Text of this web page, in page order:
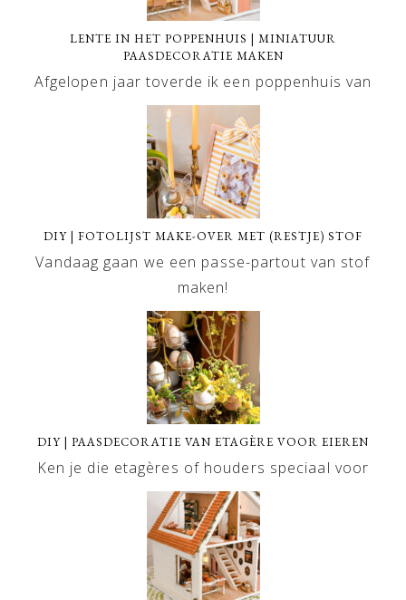
LENTE IN HET POPPENHUIS | MINIATUUR
PAASDECORATIE MAKEN
Afgelopen jaar toverde ik een poppenhuis van
DIY | FOTOLIJST MAKE-OVER MET (RESTJE) STOF
Vandaag gaan we een passe-partout van stof
maken!
DIY | PAASDECORATIE VAN ETAGÈRE VOOR EIEREN
Ken je die etagères of houders speciaal voor